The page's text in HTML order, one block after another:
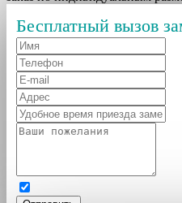
Бесплатный вызов